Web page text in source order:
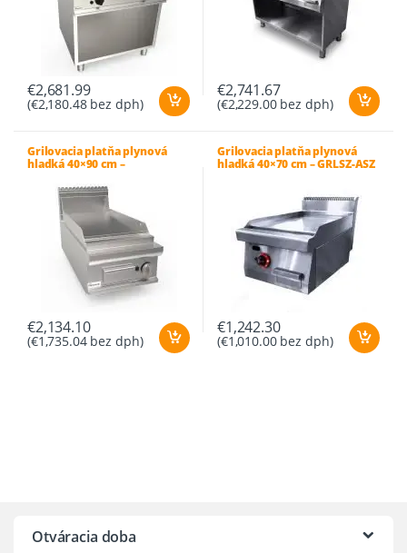
€2,681.99
(€2,180.48bez dph)
€2,741.67
(€2,229.00bez dph)
Grilovacia platňa plynová
hladká 40×90 cm –
€2,134.10
(€1,735.04bez dph)
Grilovacia platňa plynová
hladká 40×70 cm – GRLSZ-ASZ
€1,242.30
(€1,010.00bez dph)
Otváracia doba